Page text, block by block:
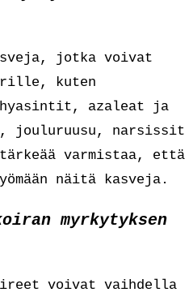
jotka voivat
kuten
azaleat ja
jouluruusu, narsissit
varmistaa, että
näitä kasveja.
myrkytyksen
voivat vaihdella